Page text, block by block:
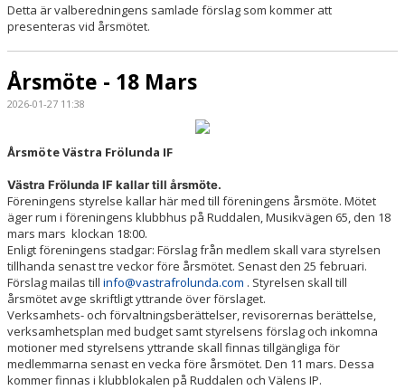
Detta är valberedningens samlade förslag som kommer att
presenteras vid årsmötet.
Årsmöte - 18 Mars
2026-01-27 11:38
Årsmöte Västra Frölunda IF
Västra Frölunda IF kallar till årsmöte.
Föreningens styrelse kallar här med till föreningens årsmöte. Mötet
äger rum i föreningens klubbhus på Ruddalen, Musikvägen 65, den 18
mars mars klockan 18:00.
Enligt föreningens stadgar: Förslag från medlem skall vara styrelsen
tillhanda senast tre veckor före årsmötet. Senast den 25 februari.
Förslag mailas till info@vastrafrolunda.com . Styrelsen skall till
årsmötet avge skriftligt yttrande över förslaget.
Verksamhets- och förvaltningsberättelser, revisorernas berättelse,
verksamhetsplan med budget samt styrelsens förslag och inkomna
motioner med styrelsens yttrande skall finnas tillgängliga för
medlemmarna senast en vecka före årsmötet. Den 11 mars. Dessa
kommer finnas i klubblokalen på Ruddalen och Välens IP.